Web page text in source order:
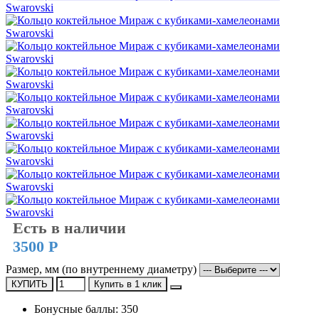
Есть в наличии
3500 Р
Размер, мм (по внутреннему диаметру)
КУПИТЬ Купить в 1 клик
Бонусные баллы: 350